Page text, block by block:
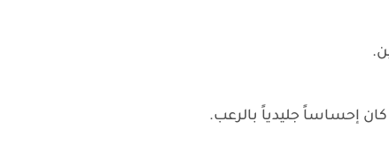
إحساساً جليدياً بالرعب.